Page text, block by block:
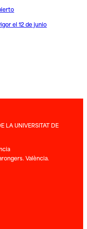
el 12 de junio
LA UNIVERSITAT DE
València.